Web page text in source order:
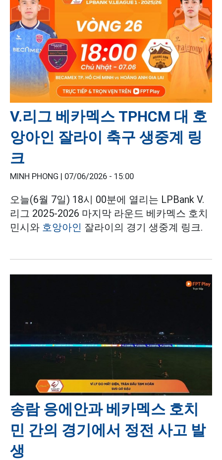
V.리그 베카멕스 TPHCM 대 호
앙아인 잘라이 축구 생중계 링
크
MINH PHONG | 07/06/2026 - 15:00
오늘(6월 7일) 18시 00분에 열리는 LPBank V.
리그 2025-2026 마지막 라운드 베카멕스 호치
민시와 호앙아인 잘라이의 경기 생중계 링크.
송람 응에안과 베카멕스 호치
민 간의 경기에서 정전 사고 발
생